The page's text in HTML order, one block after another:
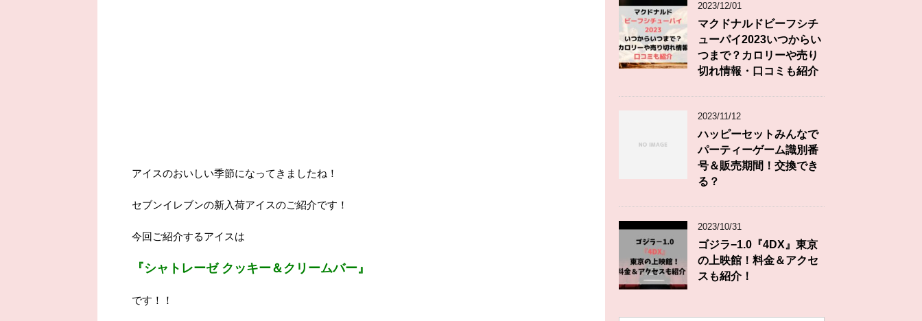
アイスのおいしい季節になってきましたね！
セブンイレブンの新入荷アイスのご紹介です！
今回ご紹介するアイスは
『シャトレーゼ クッキー＆クリームバー』
です！！
2023/12/01
マクドナルドビーフシチ
ューパイ2023いつからい
つまで？カロリーや売り
切れ情報・口コミも紹介
2023/11/12
ハッピーセットみんなで
パーティーゲーム識別番
号＆販売期間！交換でき
る？
2023/10/31
ゴジラ−1.0『4DX』東京
の上映館！料金＆アクセ
スも紹介！